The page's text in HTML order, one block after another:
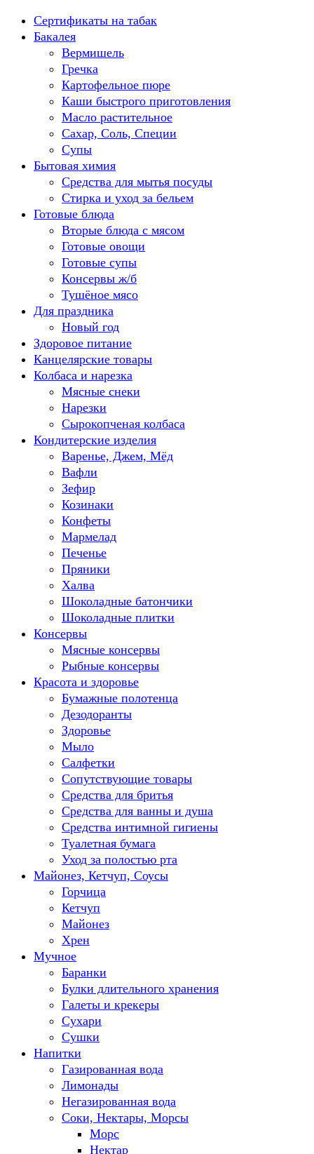
Перейти
содержанию
Сертификаты на табак
Бакалея
Вермишель
Гречка
Картофельное пюре
Каши быстрого приготовления
Масло растительное
Сахар, Соль, Специи
Супы
Бытовая химия
Средства для мытья посуды
Стирка и уход за бельем
Готовые блюда
Вторые блюда с мясом
Готовые овощи
Готовые супы
Консервы ж/б
Тушёное мясо
Для праздника
Новый год
Здоровое питание
Канцелярские товары
Колбаса и нарезка
Мясные снеки
Нарезки
Сырокопченая колбаса
Кондитерские изделия
Варенье, Джем, Мёд
Вафли
Зефир
Козинаки
Конфеты
Мармелад
Печенье
Пряники
Халва
Шоколадные батончики
Шоколадные плитки
Консервы
Мясные консервы
Рыбные консервы
Красота и здоровье
Бумажные полотенца
Дезодоранты
Здоровье
Мыло
Салфетки
Сопутствующие товары
Средства для бритья
Средства для ванны и душа
Средства интимной гигиены
Туалетная бумага
Уход за полостью рта
Майонез, Кетчуп, Соусы
Горчица
Кетчуп
Майонез
Хрен
Мучное
Баранки
Булки длительного хранения
Галеты и крекеры
Сухари
Сушки
Напитки
Газированная вода
Лимонады
Негазированная вода
Соки, Нектары, Морсы
Морс
Нектар